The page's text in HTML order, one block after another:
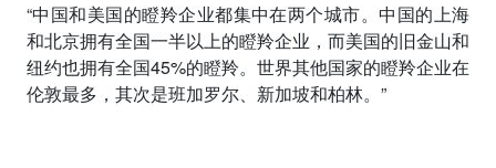
“中国和美国的瞪羚企业都集中在两个城市。中国的上海
和北京拥有全国一半以上的瞪羚企业，而美国的旧金山和
纽约也拥有全国45%的瞪羚。世界其他国家的瞪羚企业在
伦敦最多，其次是班加罗尔、新加坡和柏林。”